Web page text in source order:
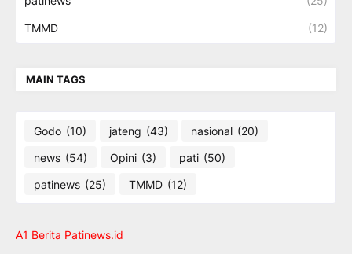
TMMD (12)
MAIN TAGS
Godo (10) jateng (43) nasional (20)
news (54) Opini (3) pati (50)
patinews (25) TMMD (12)
A1 Berita Patinews.id